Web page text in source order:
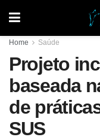
Home Saúde
Projeto
baseada
de
SUS